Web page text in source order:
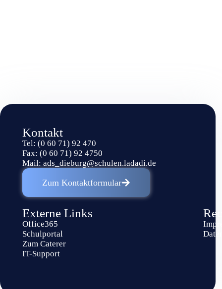
Kontakt
Tel: (0 60 71) 92 470
Fax: (0 60 71) 92 4750
Mail: ads_dieburg@schulen.ladadi.de
Zum Kontaktformular
Externe Links
Office365
Schulportal
Zum Caterer
IT-Support